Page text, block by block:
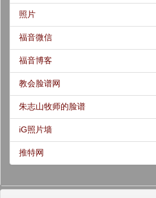
照片
福音微信
福音博客
教会脸谱网
朱志山牧师的脸谱
iG照片墙
推特网